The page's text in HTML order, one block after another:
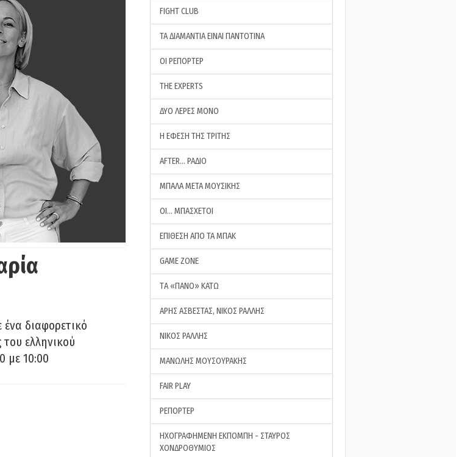
διαφορετικό
ελληνικού
με 10:00
FIGHT CLUB
ΤΑ ΔΙΑΜΑΝΤΙΑ ΕΙΝΑΙ ΠΑΝΤΟΤΙΝΑ
ΟΙ ΡΕΠΟΡΤΕΡ
THE EXPERTS
ΔΥΟ ΛΕΡΕΣ ΜΟΝΟ
Η ΕΦΕΣΗ ΤΗΣ ΤΡΙΤΗΣ
AFTER… ΡΑΔΙΟ
ΜΠΑΛΑ ΜΕΤΑ ΜΟΥΣΙΚΗΣ
ΟΙ… ΜΠΑΣΧΕΤΟΙ
ΕΠΙΘΕΣΗ ΑΠΟ ΤΑ ΜΠΑΚ
GAME ZONE
ΤA «ΠΑΝΟ» ΚΑΤΩ
ΑΡΗΣ ΑΣΒΕΣΤΑΣ, ΝΙΚΟΣ ΡΑΛΛΗΣ
ΝΙΚΟΣ ΡΑΛΛΗΣ
ΜΑΝΩΛΗΣ ΜΟΥΣΟΥΡΑΚΗΣ
FAIR PLAY
ΡΕΠΟΡΤΕΡ
ΗΧΟΓΡΑΦΗΜΕΝΗ ΕΚΠΟΜΠΗ - ΣΤΑΥΡΟΣ
ΧΟΝΔΡΟΘΥΜΙΟΣ